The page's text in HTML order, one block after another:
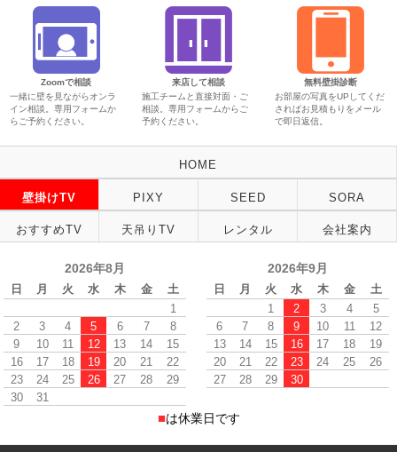
Zoomで相談
一緒に壁を見ながらオンラ
イン相談。専用フォームか
らご予約ください。
来店して相談
施工チームと直接対面・ご
相談。専用フォームからご
予約ください。
無料壁掛診断
お部屋の写真をUPしてくだ
さればお見積もりをメール
で即日返信。
HOME
壁掛けTV PIXY SEED SORA
おすすめTV 天吊りTV レンタル 会社案内
2026年8月
日 月 火 水 木 金
土
1
2
3 4 5 6 7
8
9
10 11 12 13 14
15
16
17 18 19 20 21
22
23
24 25 26 27 28
29
30
31
2026年9月
日 月 火 水 木 金
土
1
2 3 4
5
6
7 8 9 10 11
12
13
14 15 16 17 18
19
20
21 22 23 24 25
26
27
28 29 30
■は休業日です